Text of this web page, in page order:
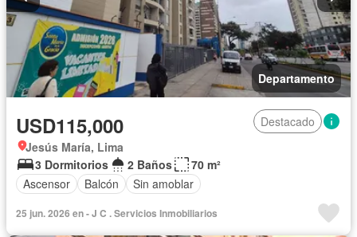
Departamento
USD115,000
Destacado
Jesús María, Lima
3 Dormitorios
2 Baños
70 m²
Ascensor
Balcón Sin amoblar
25 jun. 2026 en - J C . Servicios Inmobiliarios